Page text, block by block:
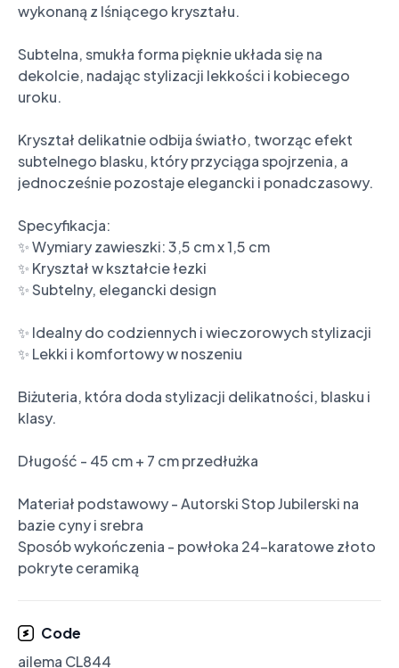
wykonaną z lśniącego kryształu.
Subtelna, smukła forma pięknie układa się na
dekolcie, nadając stylizacji lekkości i kobiecego
uroku.
Kryształ delikatnie odbija światło, tworząc efekt
subtelnego blasku, który przyciąga spojrzenia, a
jednocześnie pozostaje elegancki i ponadczasowy.
Specyfikacja:
✨ Wymiary zawieszki: 3,5 cm x 1,5 cm
✨ Kryształ w kształcie łezki
✨ Subtelny, elegancki design
✨ Idealny do codziennych i wieczorowych stylizacji
✨ Lekki i komfortowy w noszeniu
Biżuteria, która doda stylizacji delikatności, blasku i
klasy.
Długość - 45 cm + 7 cm przedłużka
Materiał podstawowy - Autorski Stop Jubilerski na
bazie cyny i srebra
Sposób wykończenia - powłoka 24-karatowe złoto
Code
ailema CL844